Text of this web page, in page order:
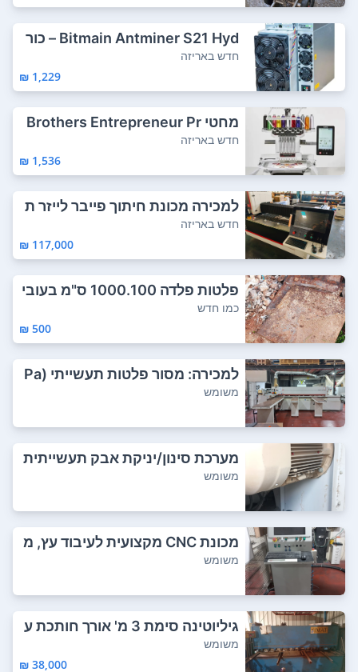
Bitmain Antminer S21 Hyd – כור
ה מטבעות ק...
חדש באריזה
1,229 ₪
מחטי Brothers Entrepreneur Pr
ox 10 תפרים...
חדש באריזה
1,536 ₪
למכירה מכונת חיתוך פייבר לייזר ת
עשייתית ...
חדש באריזה
117,000 ₪
פלטות פלדה 1000.100 ס"מ בעובי
10 מ"מ
כמו חדש
500 ₪
למכירה: מסור פלטות תעשייתי (Pa
nel Saw) –...
משומש
מערכת סינון/יניקת אבק תעשייתית
איכותית מ...
משומש
מכונת CNC מקצועית לעיבוד עץ, מ
תאימה לנגר...
משומש
גיליוטינה סימת 3 מ' אורך חותכת ע
ד עובי ...
משומש
38,000 ₪